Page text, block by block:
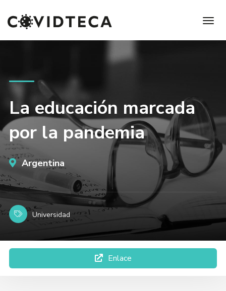
La educación marcada
por la pandemia
Argentina
Universidad
Enlace